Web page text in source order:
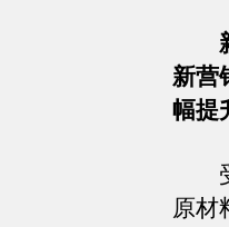
新
新营
幅提
受
原材